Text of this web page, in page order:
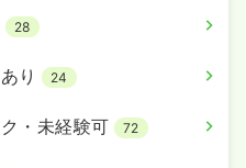
28
り 24
・未経験可 72